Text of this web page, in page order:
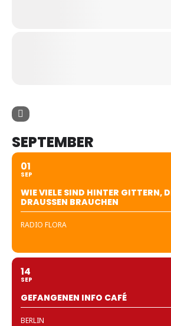
SEPTEMBER
01
SEP
WIE VIELE SIND HINTER GITTERN,
DRAUSSEN BRAUCHEN
RADIO FLORA
14
SEP
GEFANGENEN INFO CAFÉ
BERLIN